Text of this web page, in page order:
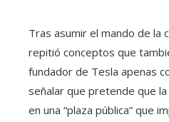
Tras asumir el mando de la
repitió conceptos que
fundador de Tesla apenas
señalar que pretende que
en una “plaza pública” que